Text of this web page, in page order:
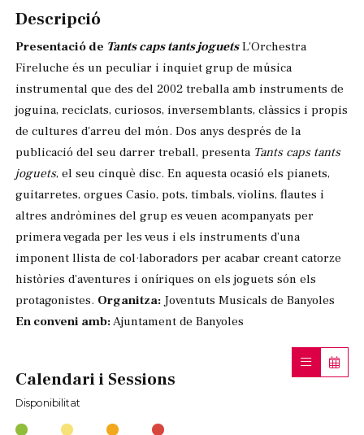
Descripció
Presentació de Tants caps tants joguetsL'Orchestra
Fireluche és un peculiar i inquiet grup de música
instrumental que des del 2002 treballa amb instruments de
joguina, reciclats, curiosos, inversemblants, clàssics i propis
de cultures d'arreu del món. Dos anys després de la
publicació del seu darrer treball, presenta Tants caps tants
joguets, el seu cinquè disc. En aquesta ocasió els pianets,
guitarretes, orgues Casio, pots, timbals, violins, flautes i
altres andròmines del grup es veuen acompanyats per
primera vegada per les veus i els instruments d’una
imponent llista de col·laboradors per acabar creant catorze
històries d’aventures i oníriques on els joguets són els
protagonistes. Organitza: Joventuts Musicals de Banyoles
En conveni amb:Ajuntament de Banyoles
Calendari i Sessions
Disponibilitat